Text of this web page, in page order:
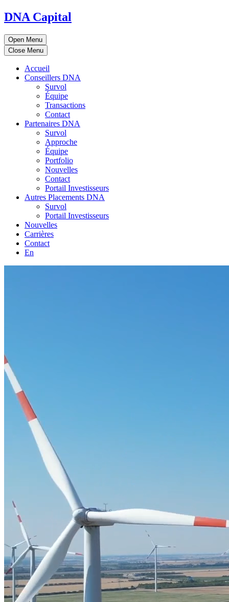
DNA Capital
Open Menu
Close Menu
Accueil
Conseillers DNA
Survol
Équipe
Transactions
Contact
Partenaires DNA
Survol
Approche
Équipe
Portfolio
Nouvelles
Contact
Portail Investisseurs
Autres Placements DNA
Survol
Portail Investisseurs
Nouvelles
Carrières
Contact
En